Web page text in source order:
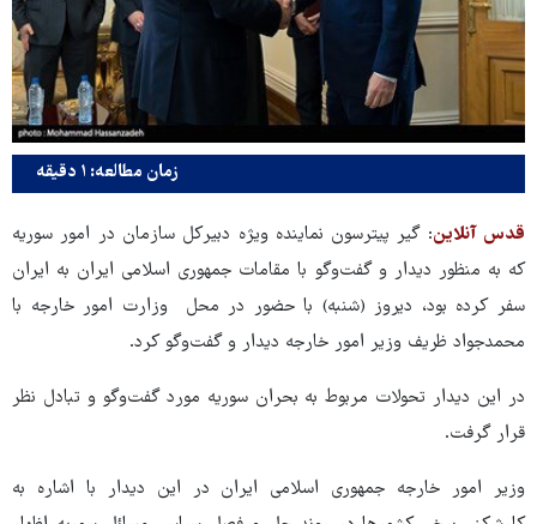
زمان مطالعه: ۱ دقیقه
قدس آنلاین: گیر پیترسون نماینده ویژه دبیرکل سازمان در امور سوریه
که به منظور دیدار و گفت‌وگو با مقامات جمهوری اسلامی ایران به ایران
سفر کرده بود، دیروز (شنبه) با حضور در محل وزارت امور خارجه با
محمدجواد ظریف وزیر امور خارجه دیدار و گفت‌وگو کرد.
در این دیدار تحولات مربوط به بحران سوریه مورد گفت‌وگو و تبادل نظر
قرار گرفت.
وزیر امور خارجه جمهوری اسلامی ایران در این دیدار با اشاره به